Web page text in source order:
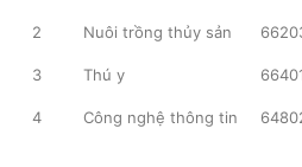
2 Nuôi trồng thủy sản
3 Thú y
4 Công nghệ thông tin